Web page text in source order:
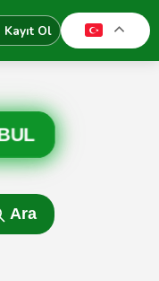
Kayıt Ol
Ara